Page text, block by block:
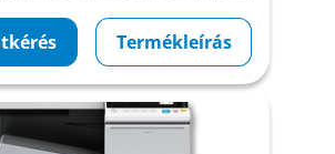
Termékleírás